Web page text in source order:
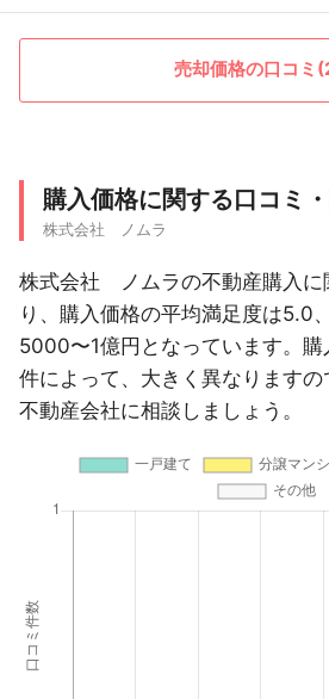
売却価格の口コミ
購入価格に関する口コミ
株式会社 ノムラ
株式会社 ノムラの不動産購入に
り、購入価格の平均満足度は5.0
5000〜1億円となっています。
件によって、大きく異なります
不動産会社に相談しましょう。